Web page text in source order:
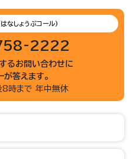
なしょうぶコール)
2222
るお問い合わせに
が答えます。
時まで 年中無休